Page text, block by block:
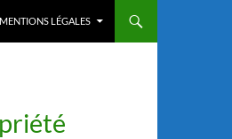
MENTIONS LÉGALES